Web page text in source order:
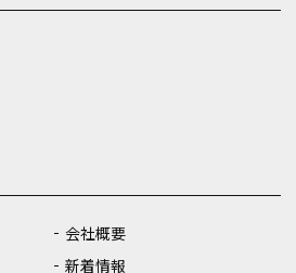
会社概要
新着情報